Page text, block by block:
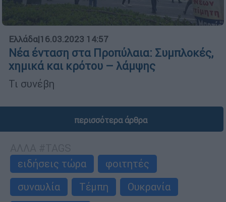
Ελλάδα|16.03.2023 14:57
Νέα ένταση στα Προπύλαια: Συμπλοκές,
χημικά και κρότου – λάμψης
Τι συνέβη
περισσότερα άρθρα
ειδήσεις τώρα
φοιτητές
συναυλία
Τέμπη
Ουκρανία